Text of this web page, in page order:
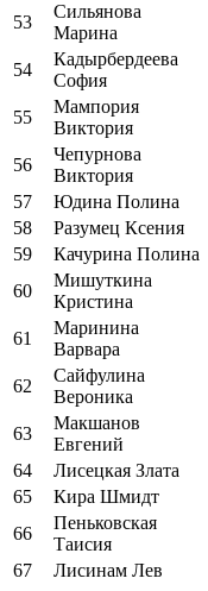
53
Сильянова
Марина
54
Кадырбердеева
София
55
Мампория
Виктория
56
Чепурнова
Виктория
57
Юдина Полина
58
Разумец Ксения
59
Качурина Полина
60
Мишуткина
Кристина
61
Маринина
Варвара
62
Сайфулина
Вероника
63
Макшанов
Евгений
64
Лисецкая Злата
65
Кира Шмидт
66
Пеньковская
Таисия
67
Лисинам Лев